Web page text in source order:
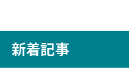
新着記事